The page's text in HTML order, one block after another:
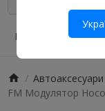
Про нас
Автоаксесуари
FM Модулятор